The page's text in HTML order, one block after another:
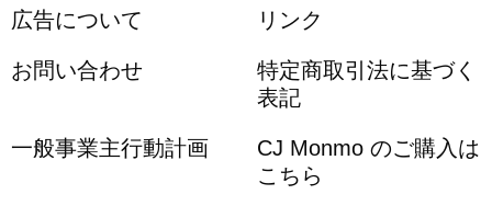
広告について リンク
お問い合わせ
特定商取引法に基づく
表記
一般事業主行動計画
CJ Monmo のご購入は
こちら